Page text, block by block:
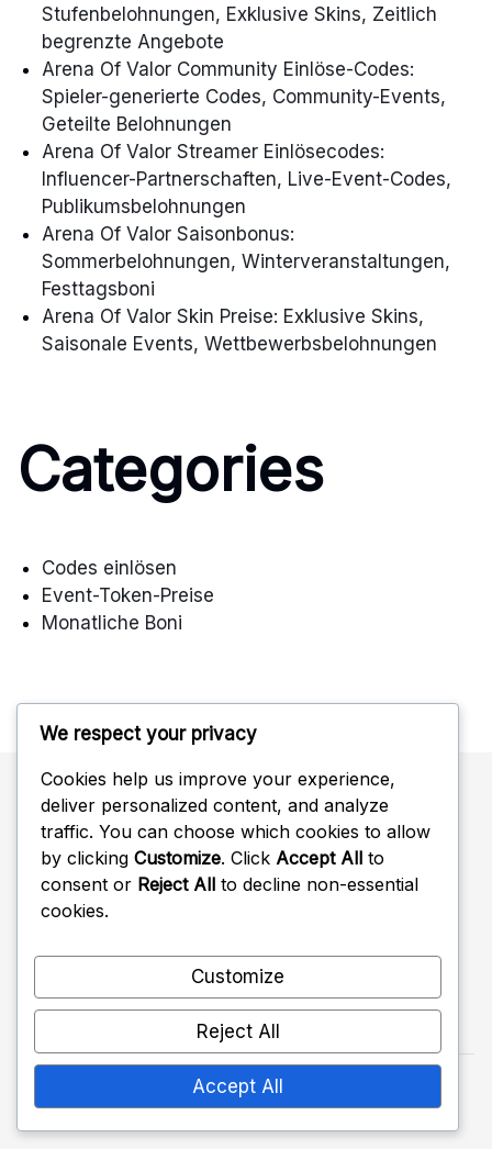
Stufenbelohnungen, Exklusive Skins, Zeitlich
begrenzte Angebote
Arena Of Valor Community Einlöse-Codes:
Spieler-generierte Codes, Community-Events,
Geteilte Belohnungen
Arena Of Valor Streamer Einlösecodes:
Influencer-Partnerschaften, Live-Event-Codes,
Publikumsbelohnungen
Arena Of Valor Saisonbonus:
Sommerbelohnungen, Winterveranstaltungen,
Festtagsboni
Arena Of Valor Skin Preise: Exklusive Skins,
Saisonale Events, Wettbewerbsbelohnungen
Categories
Codes einlösen
Event-Token-Preise
Monatliche Boni
Suche
Search
for:
Copyright 2026 —slimopweg.info
We respect your privacy
Cookies help us improve your experience,
deliver personalized content, and analyze
traffic. You can choose which cookies to allow
by clicking Customize. Click Accept All to
consent or Reject All to decline non-essential
cookies.
Customize
Reject All
Accept All